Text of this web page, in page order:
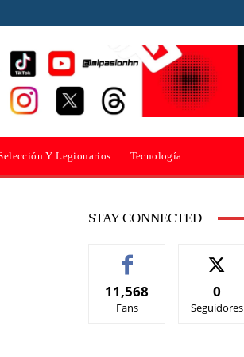
Y Legionarios Tecnología
STAY CONNECTED
11,568
Fans
0
Seguidores